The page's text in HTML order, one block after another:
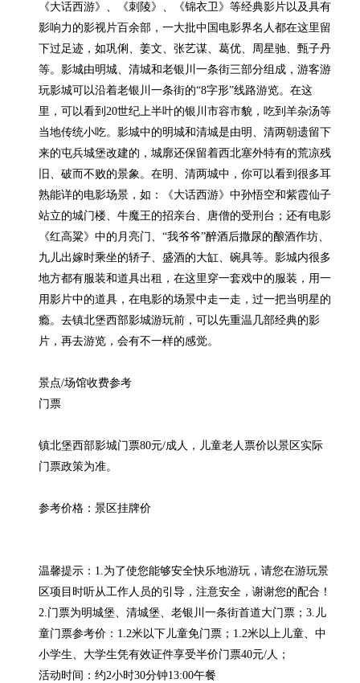
《大话西游》、《刺陵》、《锦衣卫》等经典影片以及具有
影响力的影视片百余部，一大批中国电影界名人都在这里留
下过足迹，如巩俐、姜文、张艺谋、葛优、周星驰、甄子丹
等。影城由明城、清城和老银川一条街三部分组成，游客游
玩影城可以沿着老银川一条街的“8字形”线路游览。在这
里，可以看到20世纪上半叶的银川市容市貌，吃到羊杂汤等
当地传统小吃。影城中的明城和清城是由明、清两朝遗留下
来的屯兵城堡改建的，城廓还保留着西北塞外特有的荒凉残
旧、破而不败的景象。在明、清两城中，你可以看到很多耳
熟能详的电影场景，如：《大话西游》中孙悟空和紫霞仙子
站立的城门楼、牛魔王的招亲台、唐僧的受刑台；还有电影
《红高粱》中的月亮门、“我爷爷”醉酒后撒尿的酿酒作坊、
九儿出嫁时乘坐的轿子、盛酒的大缸、碗具等。影城内很多
地方都有服装和道具出租，在这里穿一套戏中的服装，用一
用影片中的道具，在电影的场景中走一走，过一把当明星的
瘾。去镇北堡西部影城游玩前，可以先重温几部经典的影
片，再去游览，会有不一样的感觉。
景点/场馆收费参考
门票
镇北堡西部影城门票80元/成人，儿童老人票价以景区实际
门票政策为准。
参考价格：景区挂牌价
温馨提示：1.为了使您能够安全快乐地游玩，请您在游玩景
区项目时听从工作人员的引导，注意安全，谢谢您的配合！
2.门票为明城堡、清城堡、老银川一条街首道大门票；3.儿
童门票参考价：1.2米以下儿童免门票；1.2米以上儿童、中
小学生、大学生凭有效证件享受半价门票40元/人；
活动时间：约2小时30分钟13:00午餐